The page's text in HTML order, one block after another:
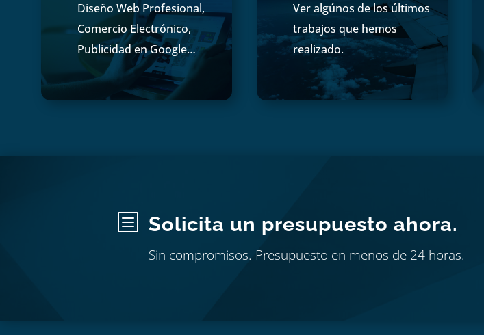
Diseño Web Profesional,
Comercio Electrónico,
Publicidad en Google…
Ver algúnos de los últimos
trabajos que hemos
realizado.
b Solicita un presupuesto ahora.
Sin compromisos. Presupuesto en menos de 24 horas.